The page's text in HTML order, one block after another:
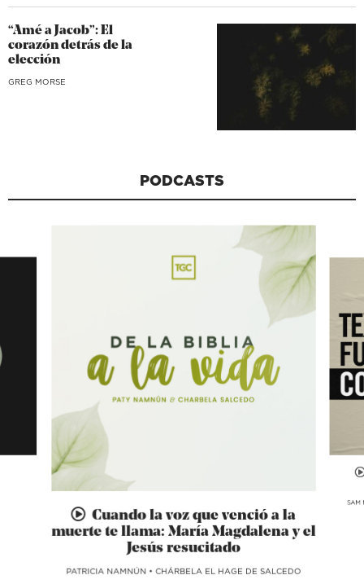
“Amé a Jacob”: El
corazón detrás de la
elección
GREG MORSE
PODCASTS
Cuando la voz que venció a la
muerte te llama: María Magdalena y el
Jesús resucitado
​PATRICIA NAMNÚN •CHÁRBELA EL HAGE DE SALCEDO
SAM